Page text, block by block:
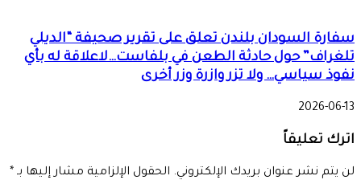
سفارة السودان بلندن تعلق على تقرير صحيفة “الديلي
تلغراف” حول حادثة الطعن في بلفاست…لاعلاقة له بأي
نفوذ سياسي… ولا تزر وازرة وزر أخرى
2026-06-13
اترك تعليقاً
لن يتم نشر عنوان بريدك الإلكتروني. الحقول الإلزامية مشار إليها بـ *